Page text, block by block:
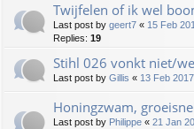
Twijfelen of ik wel
Last post by geert7 « 15 Feb
Replies: 19
Stihl 026 vonkt niet/
Last post by Gillis « 13 Feb
Honingzwam,
Last post by Philippe « 21 Jan